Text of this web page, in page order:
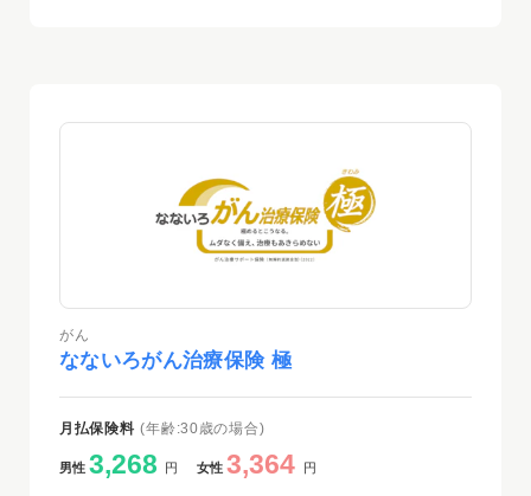
がん
なないろがん治療保険 極
月払保険料 (年齢:30歳の場合)
男性 3,268 円 女性 3,364 円